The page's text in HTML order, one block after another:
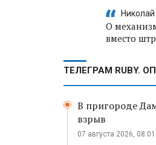
О
вместо
ТЕЛЕГРАМ RUBY.
В пригороде
взрыв
07 августа 2026, 08:01